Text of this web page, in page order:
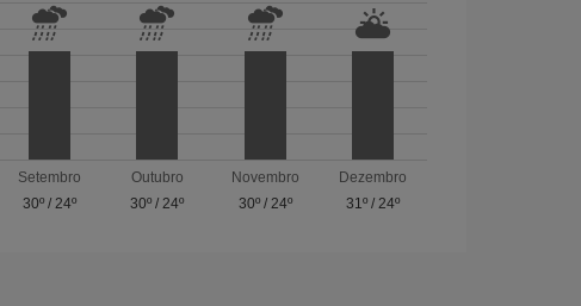
Setembro
30º/ 24º
Outubro
30º /24º
Novembro
30º/ 24º
Dezembro
31º /24º